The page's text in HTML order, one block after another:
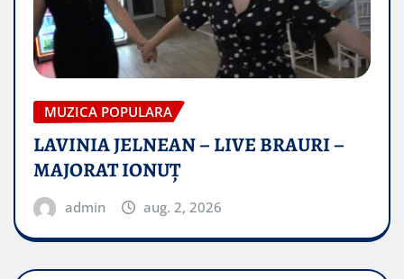
MUZICA POPULARA
LAVINIA JELNEAN – LIVE BRAURI –
MAJORAT IONUŢ
admin aug. 2, 2026